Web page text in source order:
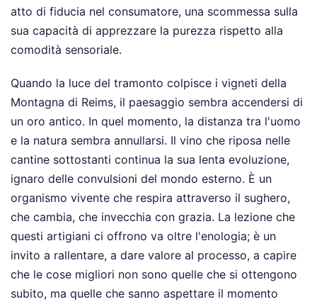
atto di fiducia nel consumatore, una scommessa sulla
sua capacità di apprezzare la purezza rispetto alla
comodità sensoriale.
Quando la luce del tramonto colpisce i vigneti della
Montagna di Reims, il paesaggio sembra accendersi di
un oro antico. In quel momento, la distanza tra l'uomo
e la natura sembra annullarsi. Il vino che riposa nelle
cantine sottostanti continua la sua lenta evoluzione,
ignaro delle convulsioni del mondo esterno. È un
organismo vivente che respira attraverso il sughero,
che cambia, che invecchia con grazia. La lezione che
questi artigiani ci offrono va oltre l'enologia; è un
invito a rallentare, a dare valore al processo, a capire
che le cose migliori non sono quelle che si ottengono
subito, ma quelle che sanno aspettare il momento